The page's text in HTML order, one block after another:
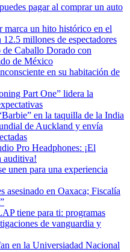
pagar al comprar un auto
marca un hito histórico en el
millones de espectadores
Caballo Dorado con
de México
en su habitación de
Part One” lidera la
en la taquilla de la India
de Auckland y envía
Pro Headphones: ¡El
auditiva!
unen para una experiencia
asesinado en Oaxaca; Fiscalía
tiene para ti: programas
de vanguardia y
en la Universiadad Nacional